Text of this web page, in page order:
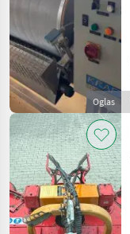
Oglas